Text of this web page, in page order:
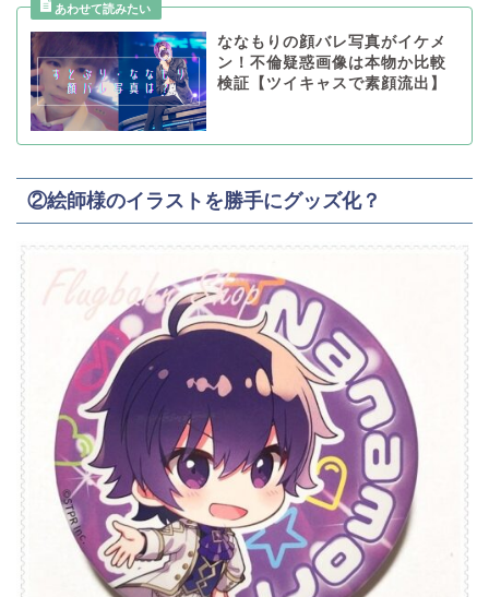
ななもりの顔バレ写真がイケメ
ン！不倫疑惑画像は本物か比較
検証【ツイキャスで素顔流出】
②絵師様のイラストを勝手にグッズ化？